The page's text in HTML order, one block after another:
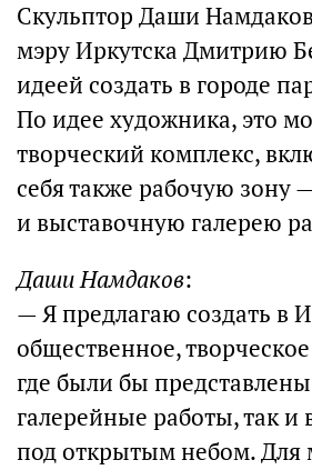
Скульптор Даши
мэру Иркутска Дмитрию
идеей создать в городе
По идее художника, это
творческий комплекс,
себя также рабочую зону
и выставочную галерею
Даши Намдаков:
— Я предлагаю создать в
общественное,
где были бы
галерейные работы, так и
под открытым небом. Для